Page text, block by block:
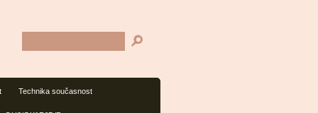
Technika současnost